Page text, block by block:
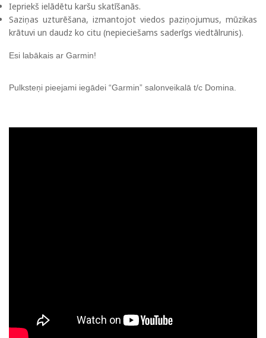
Iepriekš ielādētu karšu skatīšanās.
Saziņas uzturēšana, izmantojot viedos paziņojumus, mūzikas
krātuvi un daudz ko citu (nepieciešams saderīgs viedtālrunis).
Esi labākais ar Garmin!
Pulksteņi pieejami iegādei “Garmin” salonveikalā t/c Domina.